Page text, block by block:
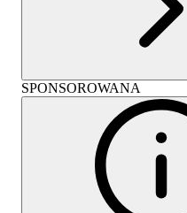
SPONSOROWANA